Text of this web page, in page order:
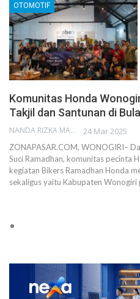
OTOMOTIF
Komunitas Honda
Takjil dan Santunan di
NANDA RIZKA MAHENDRA 24 Mar 2025
ZONAPASAR.COM, WONOGIRI–
Suci Ramadhan, komunitas pecinta
kegiatan Bikers Ramadhan Honda
sekaligus yaitu Kabupaten Wonogiri